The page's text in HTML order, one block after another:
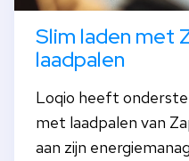
Slim laden met
laadpalen
Loqio heeft
met laadpalen van
aan zijn